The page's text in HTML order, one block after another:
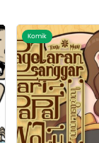
Komik